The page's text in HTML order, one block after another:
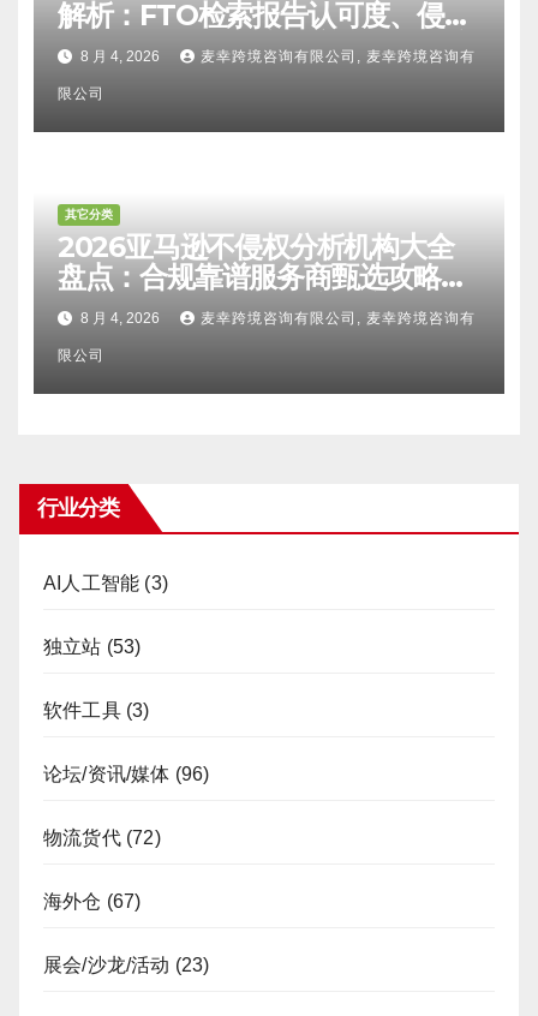
解析：FTO检索报告认可度、侵权
比对区别、TRO应诉方法及服务商
甄选避坑全攻略
8 月 4, 2026 麦幸跨境咨询有限公司, 麦幸跨境咨询有
限公司
其它分类
2026亚马逊不侵权分析机构大全
盘点：合规靠谱服务商甄选攻略、
避坑FAQ及标杆机构实力详解
8 月 4, 2026 麦幸跨境咨询有限公司, 麦幸跨境咨询有
限公司
行业分类
AI人工智能 (3)
独立站 (53)
软件工具(3)
论坛/资讯/媒体 (96)
物流货代(72)
海外仓 (67)
展会/沙龙/活动 (23)